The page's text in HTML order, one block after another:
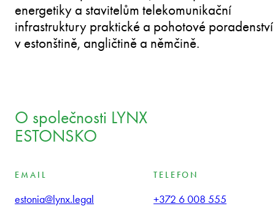
energetiky a stavitelům telekomunikační
infrastruktury praktické a pohotové poradenství
v estonštině, angličtině a němčině.
O společnosti LYNX
ESTONSKO
EMAIL
estonia@lynx.legal
TELEFON
+372 6 008 555